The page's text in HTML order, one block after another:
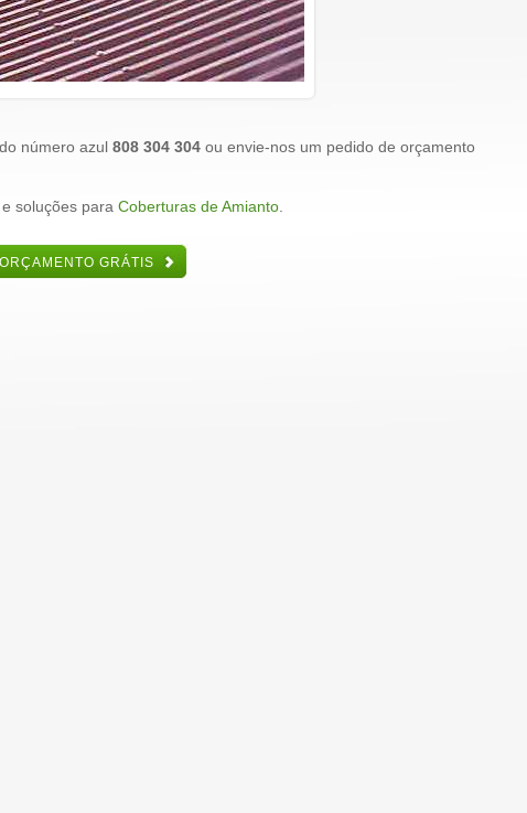
número azul 808 304 304 ou envie-nos um pedido de orçamento
soluções para Coberturas de Amianto
GRÁTIS